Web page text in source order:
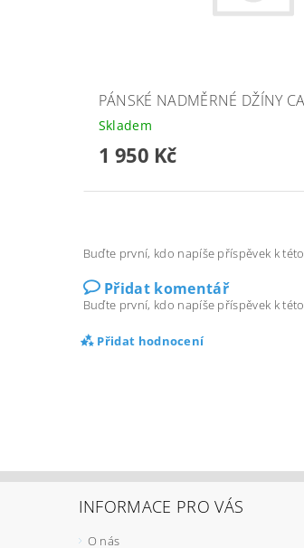
PÁNSKÉ NADMĚRNÉ DŽÍNY
Skladem
1 950 Kč
Buďte první, kdo napíše příspěvek k
Přidat komentář
Buďte první, kdo napíše příspěvek k
Přidat hodnocení
INFORMACE PRO VÁS
O nás